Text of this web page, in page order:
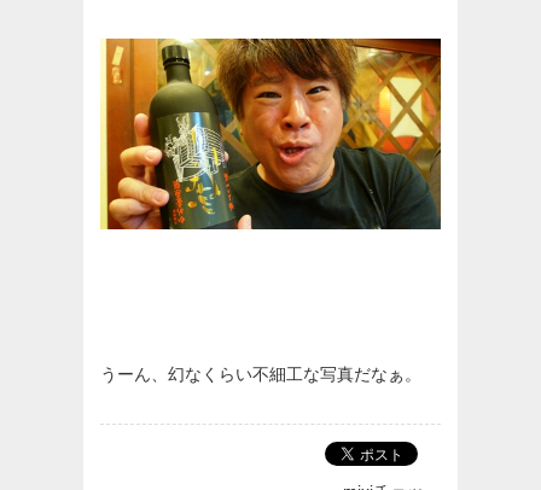
うーん、幻なくらい不細工な写真だなぁ。